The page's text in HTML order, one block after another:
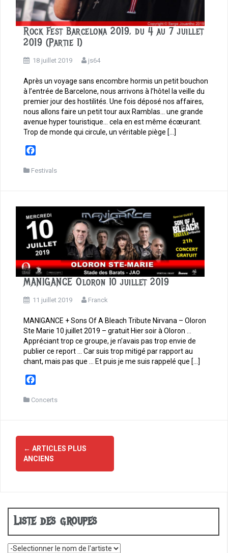
Rock Fest Barcelona 2019, du 4 au 7 juillet
2019 (Partie 1)
18 juillet 2019 js64
Après un voyage sans encombre hormis un petit bouchon
à l’entrée de Barcelone, nous arrivons à l’hôtel la veille du
premier jour des hostilités. Une fois déposé nos affaires,
nous allons faire un petit tour aux Ramblas… une grande
avenue hyper touristique… cela en est même écœurant.
Trop de monde qui circule, un véritable piège […]
c
k
Festivals
MANIGANCE Oloron 10 juillet 2019
11 juillet 2019 Franck
MANIGANCE + Sons Of A Bleach Tribute Nirvana – Oloron
Ste Marie 10 juillet 2019 – gratuit Hier soir à Oloron …
Appréciant trop ce groupe, je n’avais pas trop envie de
publier ce report … Car suis trop mitigé par rapport au
chant, mais pas que … Et puis je me suis rappelé que […]
c
k
Concerts
Navigation
des
articles
← ARTICLES PLUS
ANCIENS
Liste des groupes